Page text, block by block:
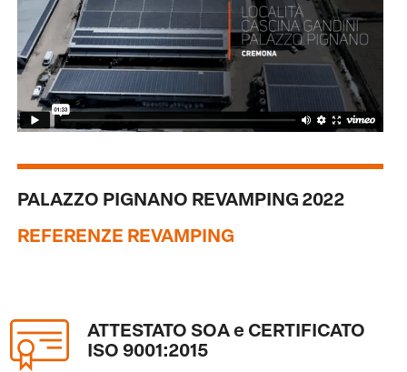
PALAZZO PIGNANO REVAMPING 2022
REFERENZE REVAMPING
ATTESTATO SOA e CERTIFICATO
ISO 9001:2015